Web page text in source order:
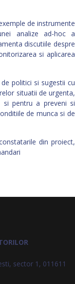
de instrumente
analize ad-hoc a
discutiile despre
si aplicarea
politici si sugestii cu
situatii de urgenta,
si pentru a preveni si
de munca si de
din proiect,
sector 1, 011611